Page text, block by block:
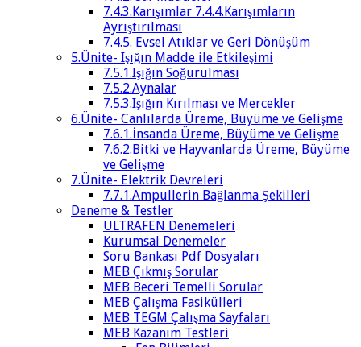
7.4.3.Karışımlar 7.4.4.Karışımların
Ayrıştırılması
7.4.5. Evsel Atıklar ve Geri Dönüşüm
5.Ünite- Işığın Madde ile Etkileşimi
7.5.1.Işığın Soğurulması
7.5.2.Aynalar
7.5.3.Işığın Kırılması ve Mercekler
6.Ünite- Canlılarda Üreme, Büyüme ve Gelişme
7.6.1.İnsanda Üreme, Büyüme ve Gelişme
7.6.2.Bitki ve Hayvanlarda Üreme, Büyüme
ve Gelişme
7.Ünite- Elektrik Devreleri
7.7.1.Ampullerin Bağlanma Şekilleri
Deneme & Testler
ULTRAFEN Denemeleri
Kurumsal Denemeler
Soru Bankası Pdf Dosyaları
MEB Çıkmış Sorular
MEB Beceri Temelli Sorular
MEB Çalışma Fasikülleri
MEB TEGM Çalışma Sayfaları
MEB Kazanım Testleri